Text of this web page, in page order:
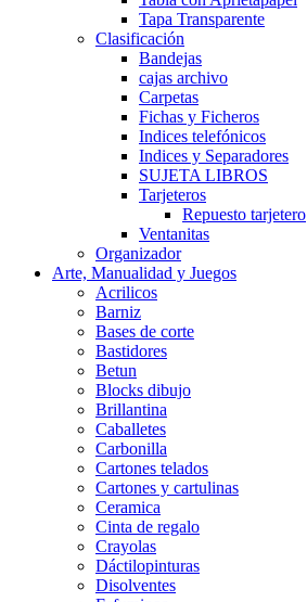
Tapa Transparente
Clasificación
Bandejas
cajas archivo
Carpetas
Fichas y Ficheros
Indices telefónicos
Indices y Separadores
SUJETA LIBROS
Tarjeteros
Repuesto tarjetero
Ventanitas
Organizador
Arte, Manualidad y Juegos
Acrilicos
Barniz
Bases de corte
Bastidores
Betun
Blocks dibujo
Brillantina
Caballetes
Carbonilla
Cartones telados
Cartones y cartulinas
Ceramica
Cinta de regalo
Crayolas
Dáctilopinturas
Disolventes